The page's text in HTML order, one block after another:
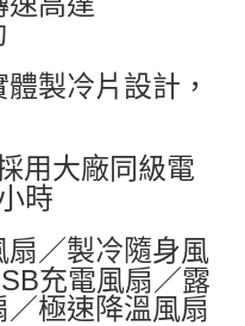
費
費
費
製冷片設計，
用大廠同級電
時
／製冷隨身風
充電風扇／露
極速降溫風扇